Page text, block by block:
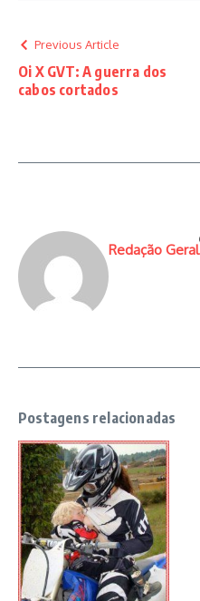
Previous Article
Oi X GVT: A guerra dos
cabos cortados
Redação Geral
Postagens relacionadas